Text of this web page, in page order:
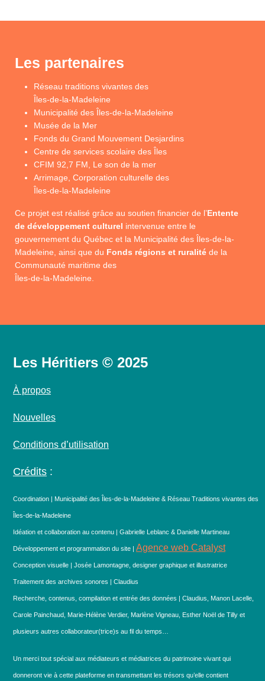
Les partenaires
Réseau traditions vivantes des
Îles-de-la-Madeleine
Municipalité des Îles-de-la-Madeleine
Musée de la Mer
Fonds du Grand Mouvement Desjardins
Centre de services scolaire des Îles
CFIM 92,7 FM, Le son de la mer
Arrimage, Corporation culturelle des
Îles-de-la-Madeleine
Ce projet est réalisé grâce au soutien financier de l’Entente
de développement culturel intervenue entre le
gouvernement du Québec et la Municipalité des Îles-de-la-
Madeleine, ainsi que du Fonds régions et ruralité de la
Communauté maritime des
Îles-de-la-Madeleine.
Les Héritiers © 2025
À propos
Nouvelles
Conditions d’utilisation
Crédits :
Coordination | Municipalité des Îles-de-la-Madeleine & Réseau Traditions vivantes des
Îles-de-la-Madeleine
Idéation et collaboration au contenu | Gabrielle Leblanc & Danielle Martineau
Développement et programmation du site | Agence web Catalyst
Conception visuelle | Josée Lamontagne, designer graphique et illustratrice
Traitement des archives sonores | Claudius
Recherche, contenus, compilation et entrée des données | Claudius, Manon Lacelle,
Carole Painchaud, Marie-Hélène Verdier, Marlène Vigneau, Esther Noël de Tilly et
plusieurs autres collaborateur(trice)s au fil du temps…
Un merci tout spécial aux médiateurs et médiatrices du patrimoine vivant qui
donneront vie à cette plateforme en transmettant les trésors qu’elle contient